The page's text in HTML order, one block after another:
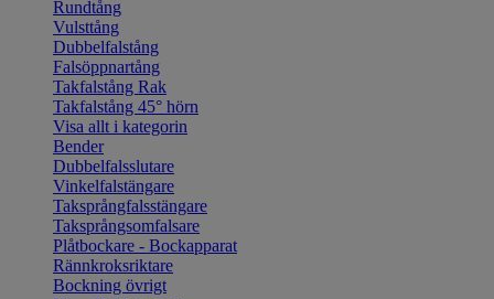
Rundtång
Vulsttång
Dubbelfalstång
Falsöppnartång
Takfalstång Rak
Takfalstång 45° hörn
Visa allt i kategorin
Bender
Dubbelfalsslutare
Vinkelfalstängare
Taksprångfalsstängare
Taksprångsomfalsare
Plåtbockare - Bockapparat
Rännkroksriktare
Bockning övrigt